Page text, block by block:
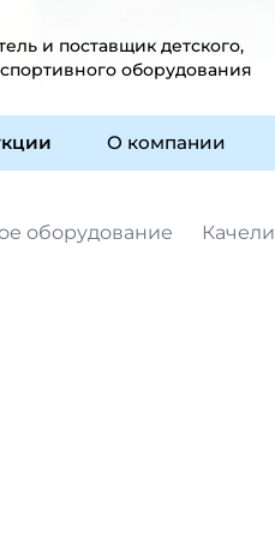
и поставщик детского,
оборудования
О компании
оборудование Качели